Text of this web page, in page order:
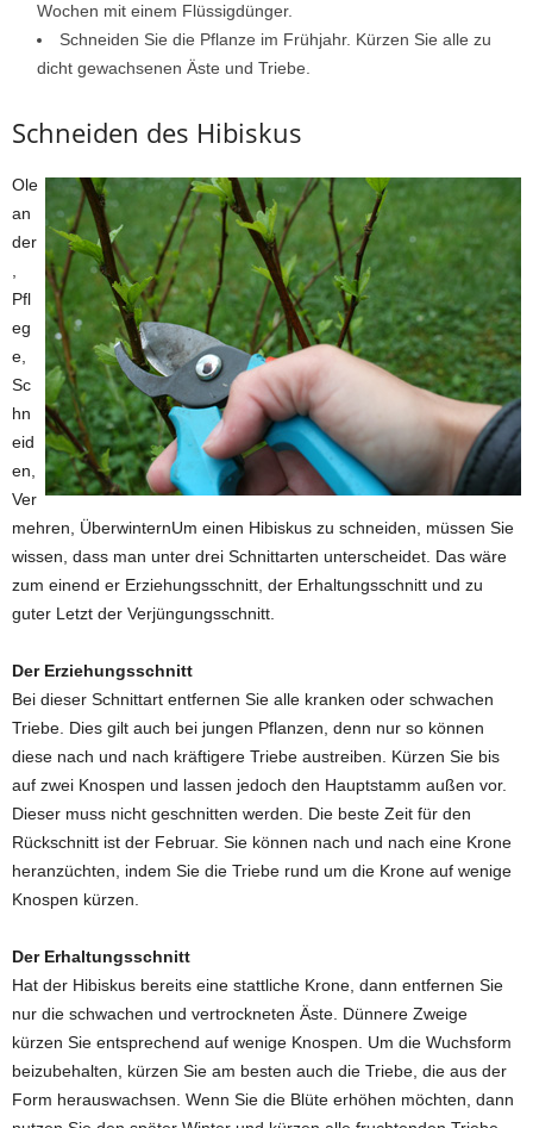
Wochen mit einem Flüssigdünger.
Schneiden Sie die Pflanze im Frühjahr. Kürzen Sie alle zu
dicht gewachsenen Äste und Triebe.
Schneiden des Hibiskus
Ole
an
der
Pfl
eg
e,
Sc
hn
eid
en,
Ver
mehren, ÜberwinternUm einen Hibiskus zu schneiden, müssen Sie
wissen, dass man unter drei Schnittarten unterscheidet. Das wäre
zum einend er Erziehungsschnitt, der Erhaltungsschnitt und zu
guter Letzt der Verjüngungsschnitt.
Der Erziehungsschnitt
Bei dieser Schnittart entfernen Sie alle kranken oder schwachen
Triebe. Dies gilt auch bei jungen Pflanzen, denn nur so können
diese nach und nach kräftigere Triebe austreiben. Kürzen Sie bis
auf zwei Knospen und lassen jedoch den Hauptstamm außen vor.
Dieser muss nicht geschnitten werden. Die beste Zeit für den
Rückschnitt ist der Februar. Sie können nach und nach eine Krone
heranzüchten, indem Sie die Triebe rund um die Krone auf wenige
Knospen kürzen.
Der Erhaltungsschnitt
Hat der Hibiskus bereits eine stattliche Krone, dann entfernen Sie
nur die schwachen und vertrockneten Äste. Dünnere Zweige
kürzen Sie entsprechend auf wenige Knospen. Um die Wuchsform
beizubehalten, kürzen Sie am besten auch die Triebe, die aus der
Form herauswachsen. Wenn Sie die Blüte erhöhen möchten, dann